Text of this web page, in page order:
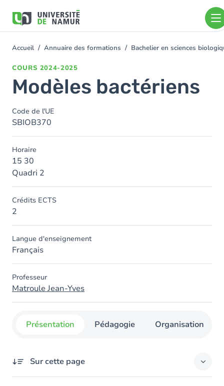
contenu
You
Accueil Annuaire des formations Bachelier en sciences
COURS 2024-2025
Modèles bactériens
Code de l'UE
SBIOB370
Horaire
15 30
Quadri 2
Crédits ECTS
2
Langue d'enseignement
Français
Professeur
Matroule Jean-Yves
Présentation Pédagogie Organisation
Sur cette page